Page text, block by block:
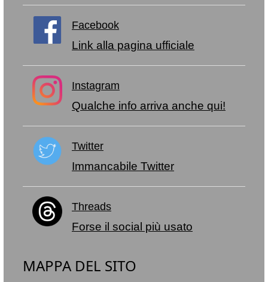
Facebook
Link alla pagina ufficiale
Instagram
Qualche info arriva anche qui!
Twitter
Immancabile Twitter
Threads
Forse il social più usato
MAPPA DEL SITO